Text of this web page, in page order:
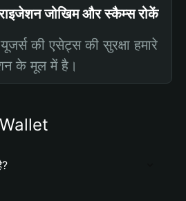
जोखिम और स्कैम्स रोकें
की एसेट्स की सुरक्षा हमारे
के मूल में है।